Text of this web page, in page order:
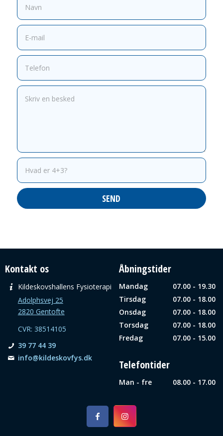
Kontakt os
Kildeskovshallens Fysioterapi
Adolphsvej 25
2820 Gentofte
CVR: 38514105
39 77 44 39
info@­kildeskovfys.dk
Åbningstider
Mandag
07.00 - 19.30
Tirsdag
07.00 - 18.00
Onsdag
07.00 - 18.00
Torsdag
07.00 - 18.00
Fredag
07.00 - 15.00
Telefontider
Man - fre 08.00 - 17.00